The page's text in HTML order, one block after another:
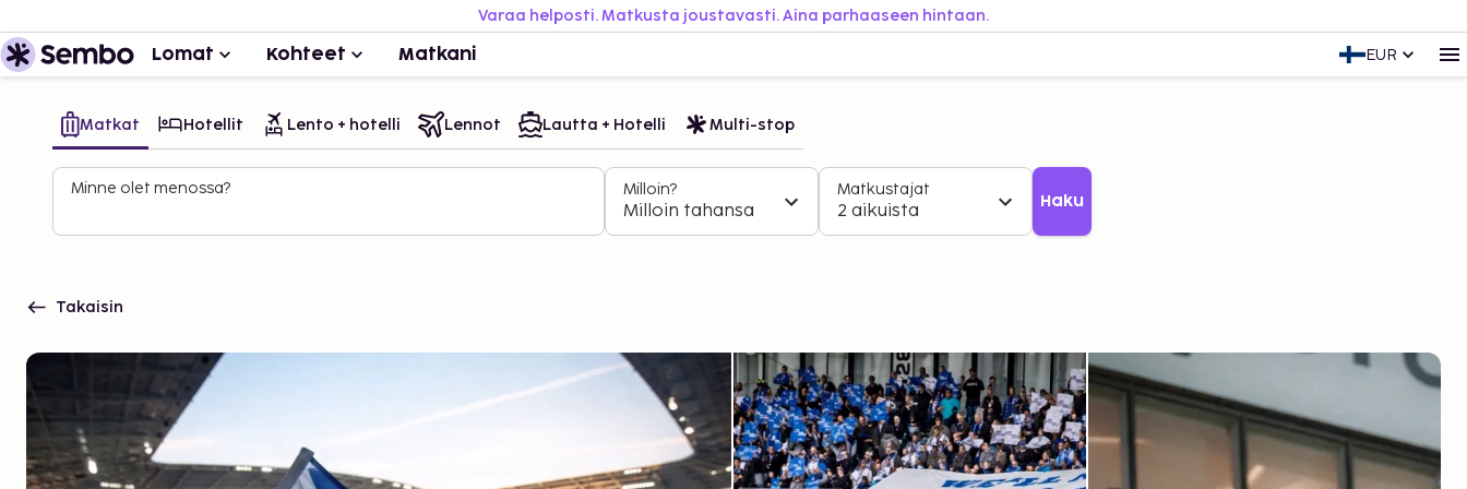
Varaa helposti. Matkusta joustavasti. Aina parhaaseen hintaan.
Lomat Kohteet Matkani EUR
Matkat Hotellit Lento + hotelli Lennot Lautta + Hotelli Multi-stop
Minne olet menossa? Milloin?
Milloin tahansa
Matkustajat
2 aikuista Haku
Takaisin